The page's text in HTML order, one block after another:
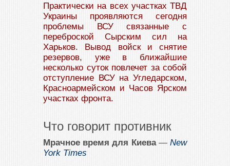
Практически на всех участках ТВД
Украины проявляются сегодня
проблемы ВСУ связанные с
переброской Сырским сил на
Харьков. Вывод войск и снятие
резервов, уже в ближайшие
несколько суток повлечет за собой
отступление ВСУ на Угледарском,
Красноармейском и Часов Ярском
участках фронта.
Что говорит противник
Мрачное время для Киева—New
York Times